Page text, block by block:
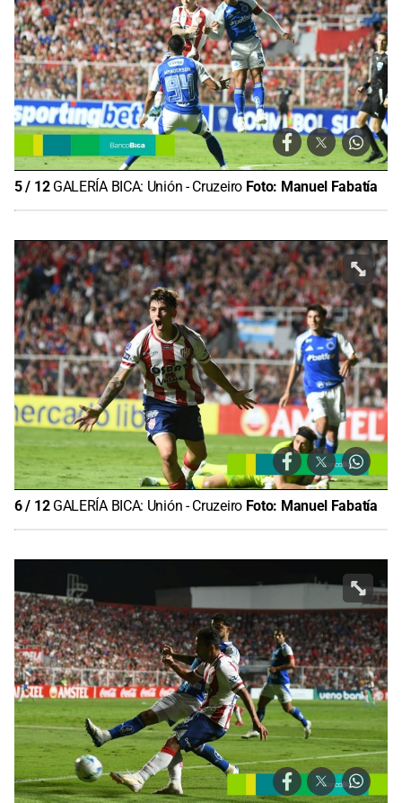
5/ 12 GALERÍA BICA: Unión - Cruzeiro Foto: Manuel Fabatía
6/ 12 GALERÍA BICA: Unión - Cruzeiro Foto: Manuel Fabatía